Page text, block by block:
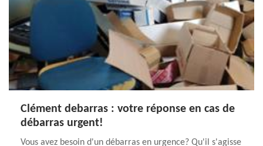
Clément debarras : votre réponse en cas de
débarras urgent!
Vous avez besoin d'un débarras en urgence? Qu'il s'agisse